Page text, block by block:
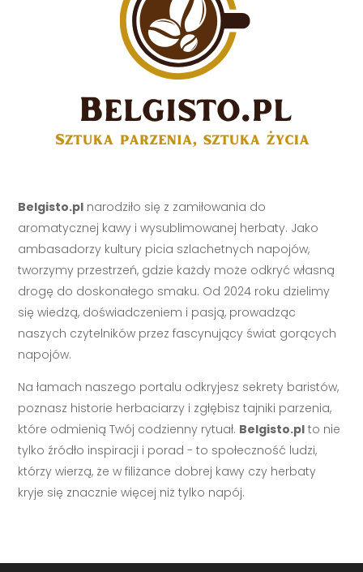
Belgisto.pl narodziło się z zamiłowania do
aromatycznej kawy i wysublimowanej herbaty. Jako
ambasadorzy kultury picia szlachetnych napojów,
tworzymy przestrzeń, gdzie każdy może odkryć własną
drogę do doskonałego smaku. Od 2024 roku dzielimy
się wiedzą, doświadczeniem i pasją, prowadząc
naszych czytelników przez fascynujący świat gorących
napojów.
Na łamach naszego portalu odkryjesz sekrety baristów,
poznasz historie herbaciarzy i zgłębisz tajniki parzenia,
które odmienią Twój codzienny rytuał. Belgisto.pl to nie
tylko źródło inspiracji i porad - to społeczność ludzi,
którzy wierzą, że w filiżance dobrej kawy czy herbaty
kryje się znacznie więcej niż tylko napój.